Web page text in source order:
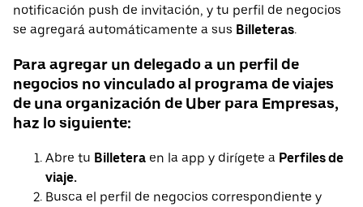
notificación push de invitación, y tu perfil de negocios
se agregará automáticamente a sus Billeteras.
Para agregar un delegado a un perfil de
negocios no vinculado al programa de viajes
de una organización de Uber para Empresas,
haz lo siguiente:
Abre tu Billetera en la app y dirígete a Perfiles de
viaje.
Busca el perfil de negocios correspondiente y